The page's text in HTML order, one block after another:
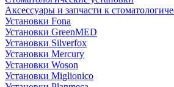
Аксессуары и запчасти к
Установки Fona
Установки GreenMED
Установки Silverfox
Установки Mercury
Установки Woson
Установки Miglionico